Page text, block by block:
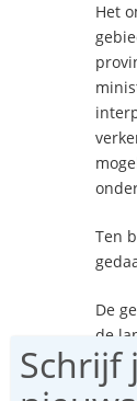
Het
Ten
De
de